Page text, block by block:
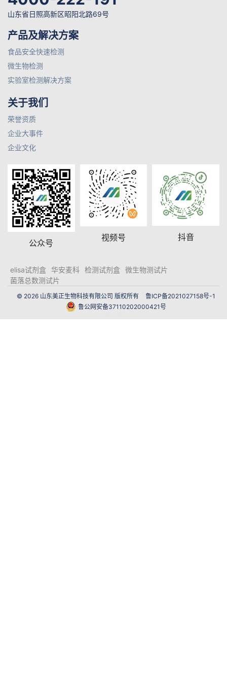
山东省日照高新区昭阳北路69号
产品及解决方案
食品安全快速检测
微生物检测
实验室检测解决方案
关于我们
荣誉资质
企业大事件
企业文化
公众号
视频号 抖音
elisa试剂盒 华安麦科 检测试剂盒
微生物测试片
菌落总数测试片
© 2026 山东美正生物科技有限公司 版权所有
鲁ICP备2021027158号-1
鲁公网安备37110202000421号